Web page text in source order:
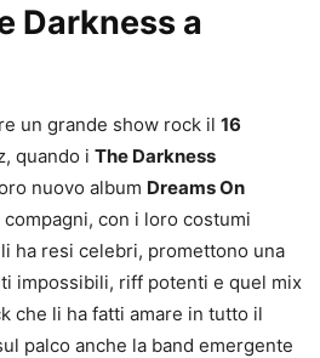
Darkness a
un grande show rock il 16
quando i The Darkness
nuovo album Dreams On
con i loro costumi
ha resi celebri, promettono una
impossibili, riff potenti e quel mix
che li ha fatti amare in tutto il
palco anche la band emergente